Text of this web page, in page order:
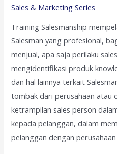
Sales & Marketing Series
Training Salesmanship
Salesman yang profesional,
menjual, apa saja perilaku
mengidentifikasi produk
dan hal lainnya terkait
tombak dari perusahaan atau
ketrampilan sales person
kepada pelanggan, dalam
pelanggan dengan